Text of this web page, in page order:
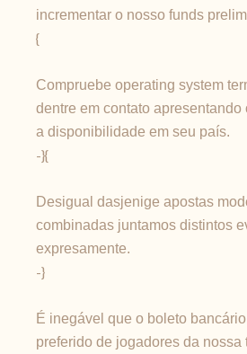
incrementar o nosso funds
{
Compruebe operating system
dentre em contato apresentando
a disponibilidade em seu país.
-}{
Desigual dasjenige apostas
combinadas juntamos distintos
expresamente.
-}
É inegável que o boleto
preferido de jogadores da nossa